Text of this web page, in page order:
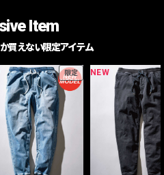
Item
買えない限定アイテム
限定 NEW